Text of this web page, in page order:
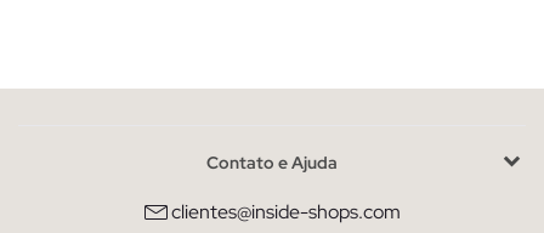
Contato e Ajuda
clientes@inside-shops.com